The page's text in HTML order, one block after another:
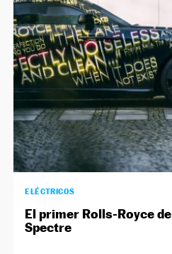
ELÉCTRICOS
El primer Rolls-Royce
Spectre